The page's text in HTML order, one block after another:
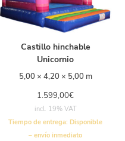
Castillo hinchable
Unicornio
5,00 × 4,20 × 5,00 m
1.599,00€
incl. 19% VAT
Tiempo de entrega: Disponible
– envío inmediato